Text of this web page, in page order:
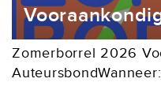
Zomerborrel 2026